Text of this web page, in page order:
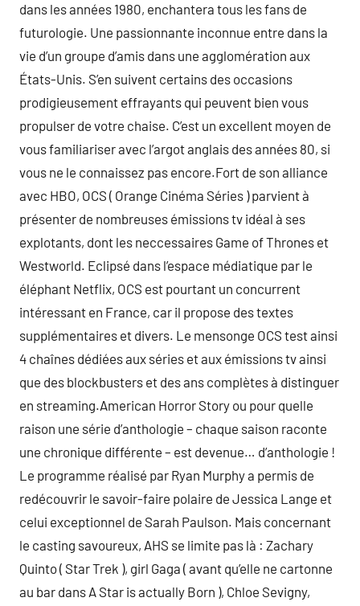
dans les années 1980, enchantera tous les fans de
futurologie. Une passionnante inconnue entre dans la
vie d’un groupe d’amis dans une agglomération aux
États-Unis. S’en suivent certains des occasions
prodigieusement effrayants qui peuvent bien vous
propulser de votre chaise. C’est un excellent moyen de
vous familiariser avec l’argot anglais des années 80, si
vous ne le connaissez pas encore.Fort de son alliance
avec HBO, OCS ( Orange Cinéma Séries ) parvient à
présenter de nombreuses émissions tv idéal à ses
explotants, dont les neccessaires Game of Thrones et
Westworld. Eclipsé dans l’espace médiatique par le
éléphant Netflix, OCS est pourtant un concurrent
intéressant en France, car il propose des textes
supplémentaires et divers. Le mensonge OCS test ainsi
4 chaînes dédiées aux séries et aux émissions tv ainsi
que des blockbusters et des ans complètes à distinguer
en streaming.American Horror Story ou pour quelle
raison une série d’anthologie – chaque saison raconte
une chronique différente – est devenue… d’anthologie !
Le programme réalisé par Ryan Murphy a permis de
redécouvrir le savoir-faire polaire de Jessica Lange et
celui exceptionnel de Sarah Paulson. Mais concernant
le casting savoureux, AHS se limite pas là : Zachary
Quinto ( Star Trek ), girl Gaga ( avant qu’elle ne cartonne
au bar dans A Star is actually Born ), Chloe Sevigny,